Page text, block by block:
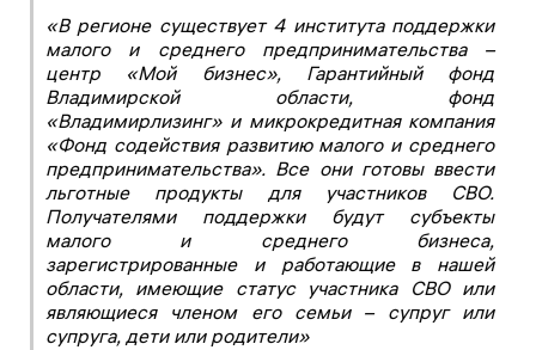
«В регионе существует 4 института поддержки
малого и среднего предпринимательства –
центр «Мой бизнес», Гарантийный фонд
Владимирской области, фонд
«Владимирлизинг» и микрокредитная компания
«Фонд содействия развитию малого и среднего
предпринимательства». Все они готовы ввести
льготные продукты для участников СВО.
Получателями поддержки будут субъекты
малого и среднего бизнеса,
зарегистрированные и работающие в нашей
области, имеющие статус участника СВО или
являющиеся членом его семьи – супруг или
супруга, дети или родители»